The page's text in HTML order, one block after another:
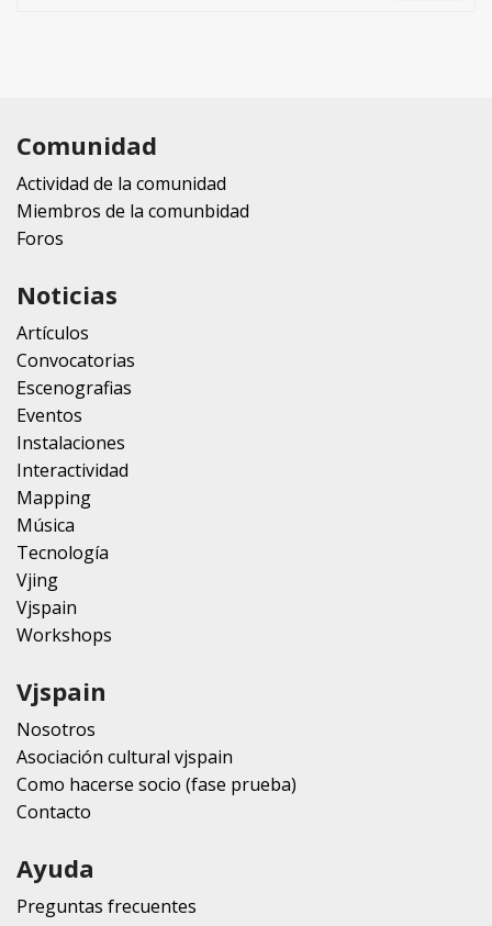
Comunidad
Actividad de la comunidad
Miembros de la comunbidad
Foros
Noticias
Artículos
Convocatorias
Escenografias
Eventos
Instalaciones
Interactividad
Mapping
Música
Tecnología
Vjing
Vjspain
Workshops
Vjspain
Nosotros
Asociación cultural vjspain
Como hacerse socio (fase prueba)
Contacto
Ayuda
Preguntas frecuentes